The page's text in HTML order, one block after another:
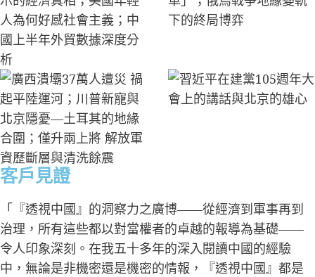
客戶見證
「『透視中國』的洞察力之廣博——從經濟到軍事再到
治理，所有這些都以對當權者的卓越的報導為基礎——
令人印象深刻。在我五十多年的深入閱讀中國的經驗
中，無論是非機密還是機密的情報，『透視中國』都是